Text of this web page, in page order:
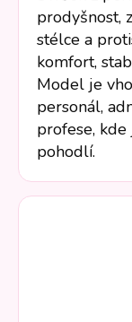
prodyšnost,
stélce a
komfort,
Model je
personál,
profese,
pohodlí.